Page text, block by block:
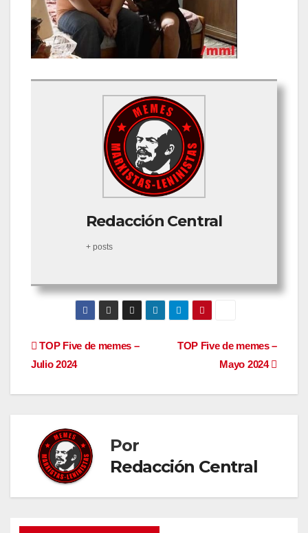
Redacción Central
+ posts
Navegación
TOP Five de memes –
Mayo 2024
TOP Five de memes –
Julio 2024
Por
Redacción Central